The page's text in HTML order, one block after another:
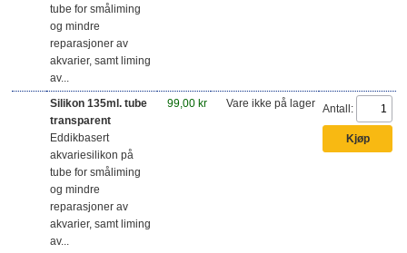
tube for småliming
og mindre
reparasjoner av
akvarier, samt liming
av...
Silikon 135ml. tube
transparent
Eddikbasert
akvariesilikon på
tube for småliming
og mindre
reparasjoner av
akvarier, samt liming
av...
99,00 kr Vare ikke på lager Antall: